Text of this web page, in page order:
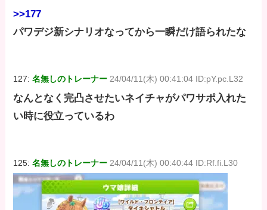
>>177
パワデジ新シナリオなってから一瞬だけ語られたな
127:名無しのトレーナー 24/04/11(木) 00:41:04 ID:pY.pc.L32
なんとなく完凸させたいネイチャがパワサポ入れた
い時に役立っているわ
125:名無しのトレーナー 24/04/11(木) 00:40:44 ID:Rf.fi.L30